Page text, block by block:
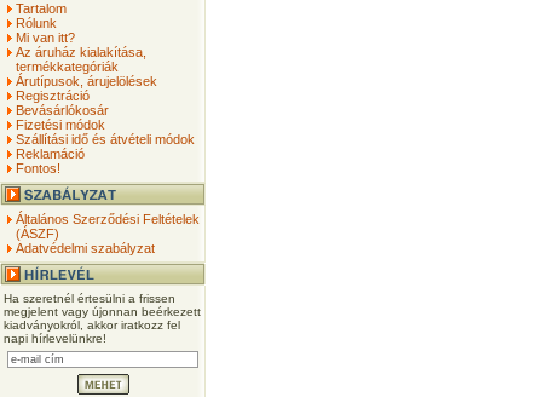
Tartalom
Rólunk
Mi van itt?
Az áruház kialakítása,
termékkategóriák
Árutípusok, árujelölések
Regisztráció
Bevásárlókosár
Fizetési módok
Szállítási idő és átvételi módok
Reklamáció
Fontos!
Általános Szerződési Feltételek
(ÁSZF)
Adatvédelmi szabályzat
Ha szeretnél értesülni a frissen
megjelent vagy újonnan beérkezett
kiadványokról, akkor iratkozz fel
napi hírlevelünkre!